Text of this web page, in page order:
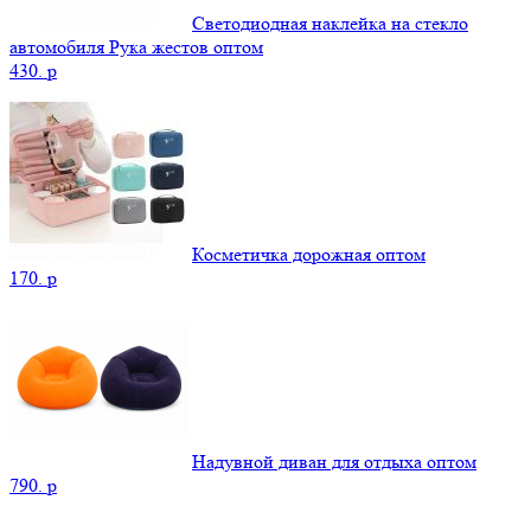
Светодиодная наклейка на стекло
автомобиля Рука жестов оптом
430. p
Косметичка дорожная оптом
170. p
Надувной диван для отдыха оптом
790. p